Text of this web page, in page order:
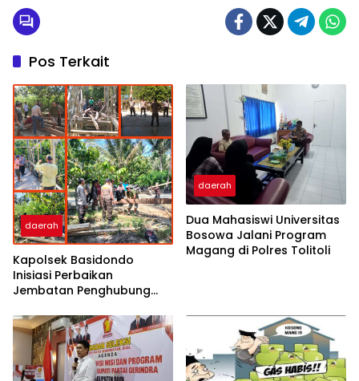
Pos Terkait
daerah
Kapolsek Basidondo
Inisiasi Perbaikan
Jembatan Penghubung
Kayulompa
daerah
Dua Mahasiswi Universitas
Bosowa Jalani Program
Magang di Polres Tolitoli